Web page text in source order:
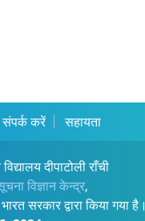
संपर्क करें सहायता
दीपाटोली राँची
विज्ञान केन्द्र,
सरकार द्वारा किया गया है।